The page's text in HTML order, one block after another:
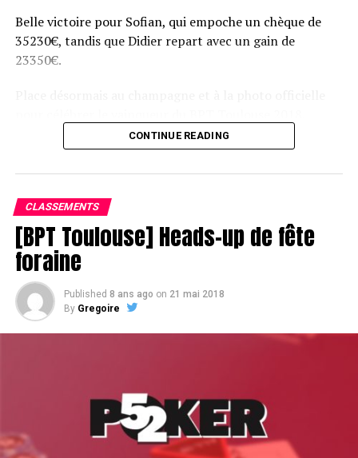
Belle victoire pour Sofian, qui empoche un chèque de
35230€, tandis que Didier repart avec un gain de
23350€.
CONTINUE READING
CLASSEMENTS
[BPT Toulouse] Heads-up de fête
foraine
Published 8 ans ago on 21 mai 2018
By Gregoire